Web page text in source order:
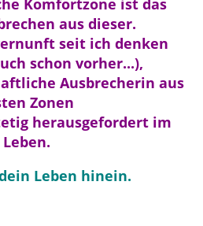
Komfortzone ist das
aus dieser.
seit ich denken
schon vorher...),
Ausbrecherin aus
Zonen
herausgefordert im
Leben.
Leben hinein.